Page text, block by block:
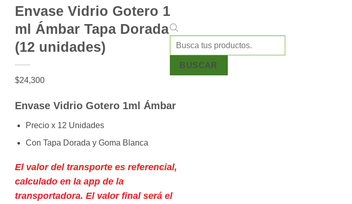
Búsqueda
productos
BUSCAR
Envase Vidrio Gotero 1
ml Ámbar Tapa Dorada
(12 unidades)
$24,300
Envase Vidrio Gotero 1ml Ámbar
Precio x 12 Unidades
Con Tapa Dorada y Goma Blanca
El valor del transporte es referencial,
calculado en la app de la
transportadora. El valor final será el